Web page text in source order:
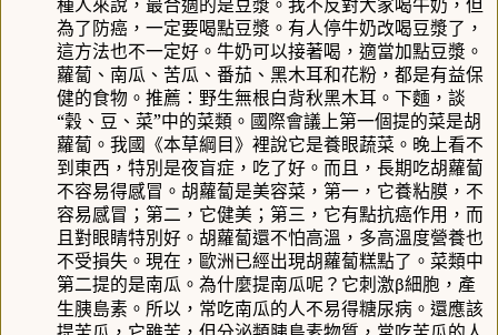
為了防癌，一定要喝點豆漿。有人停牛奶改喝豆漿了，
這方法也不一定好。牛奶可以接著喝，適當加點豆漿。
蘿蔔、南瓜、苦瓜、番茄、黑木耳和花粉，都是有益保
健的食物。推薦：野生無根白背秋黑木耳。下麵，談
“穀、豆、菜”中的菜類。國際會議上第一個提的菜是胡
蘿蔔。我國《本草綱目》裡說它是養眼蔬菜。晚上看不
到東西，特別是夜盲症，吃了好。而且，長期吃胡蘿蔔
不容易得感冒。胡蘿蔔是美容菜，第一，它養粘膜，不
容易感冒；第二，它健美；第三，它有點抗癌作用，而
且對眼睛特別好。胡蘿蔔還不怕高溫，多高溫度營養也
不受損失。現在，歐洲已經出現胡蘿蔔糕點了。菜類中
第二提的是南瓜。為什麼提南瓜呢？它刺激β細胞，產
生胰島素。所以，常吃南瓜的人不易得糖尿病。還應該